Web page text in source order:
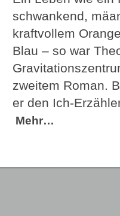
schwankend,
kraftvollem
Blau – so war
zweitem Roman.
er den Ich-
Mehr…